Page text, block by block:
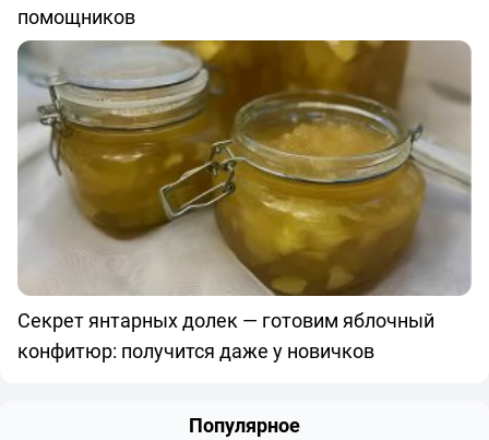
помощников
Секрет янтарных долек — готовим яблочный
конфитюр: получится даже у новичков
Популярное